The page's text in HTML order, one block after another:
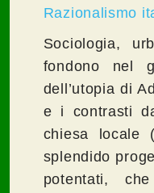
Razionalismo
Sociologia,
fondono nel
dell’utopia di
e i contrasti
chiesa locale
splendido
potentati,